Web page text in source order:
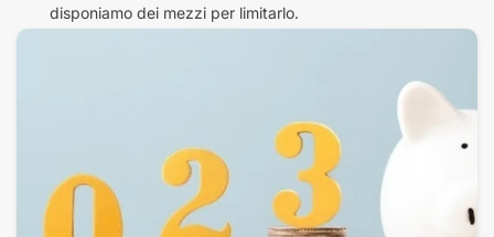
disponiamo dei mezzi per limitarlo.